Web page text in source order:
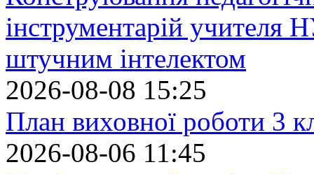
інструментарій учителя
штучним інтелектом
2026-08-08 15:25
План виховної роботи 3
2026-08-06 11:45